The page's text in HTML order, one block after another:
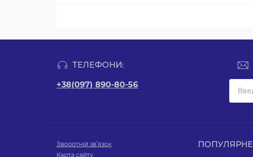
ТЕЛЕФОНИ:
+38(097) 890-80-56
Зворотній зв’язок
Карта сайту
ПОПУЛЯРНЕ